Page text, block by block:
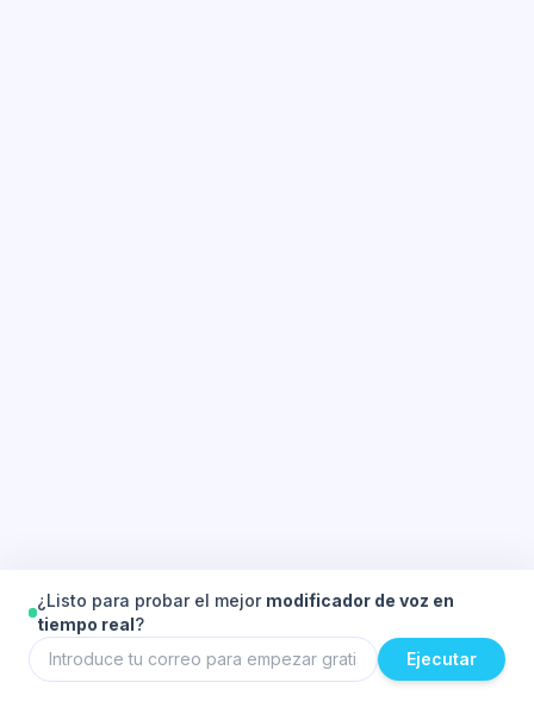
¿Listo para probar el mejor modificador de voz en
tiempo real?
Ejecutar